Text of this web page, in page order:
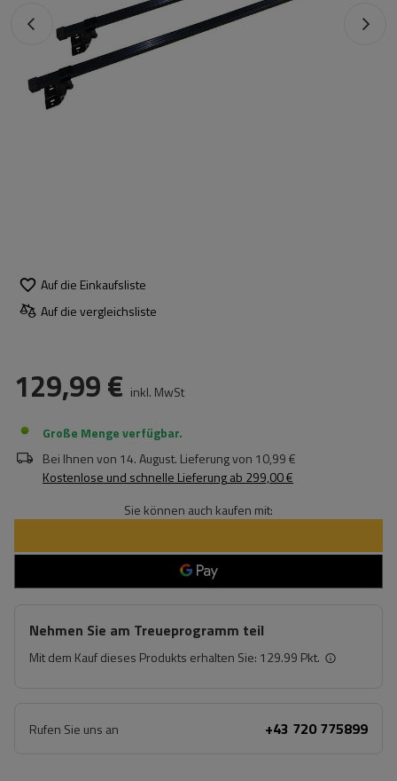
Auf die Einkaufsliste
Auf die vergleichsliste
129,99 € inkl. MwSt
Große Menge verfügbar
Bei Ihnen von 14. August. Lieferung von 10,99 €
Kostenlose und schnelle Lieferungab 299,00 €
Sie können auch kaufen mit:
Nehmen Sie am Treueprogramm teil
Mit dem Kauf dieses Produkts erhalten Sie: 129.99 Pkt.
Rufen Sie uns an +43 720 775899